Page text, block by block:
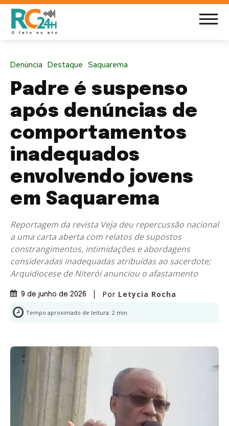
Denúncia Destaque Saquarema
Padre é suspenso
após denúncias de
comportamentos
inadequados
envolvendo jovens
em Saquarema
Reportagem da revista Veja deu repercussão nacional
a uma carta aberta com relatos de supostos
constrangimentos, intimidações e abordagens
consideradas inadequadas atribuídas ao sacerdote;
Arquidiocese de Niterói anunciou o afastamento
9 de junho de 2026 Por Letycia Rocha
Tempo aproximado de leitura: 2 min.